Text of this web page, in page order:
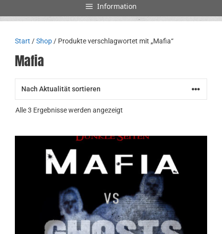
Information
Start /Shop/ Produkte verschlagwortet mit „Mafia“
Mafia
Alle 3 Ergebnisse werden angezeigt